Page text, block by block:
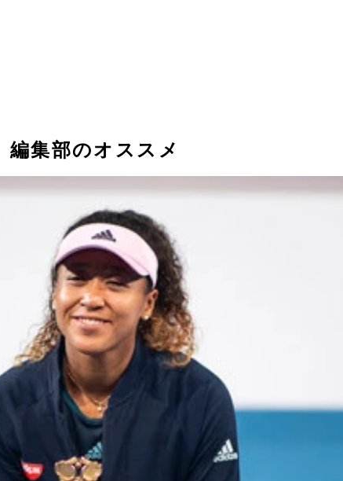
編集部のオススメ